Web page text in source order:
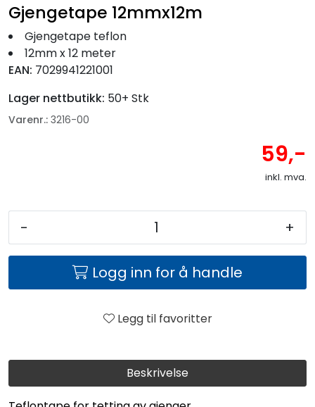
Beskrivelse
Gjengetape 12mmx12m
Gjengetape teflon
12mm x 12 meter
EAN: 7029941221001
Lager nettbutikk: 50+ Stk
Varenr.: 3216-00
59,-
inkl. mva.
- +
Logg inn for å handle
Legg til favoritter